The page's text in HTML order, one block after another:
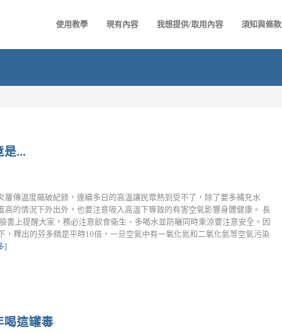
使用教學 現有內容 我想提供/取用內容 須知與條款
是...
屢傳溫度飆破紀錄，連續多日的高溫讓民眾熱到受不了，除了要多補充水
高的情況下外出外，也要注意吸入高溫下導致的有害空氣影響身體健康。 長
書上提醒大家，務必注意飲食衛生、多喝水並防曬同時乘涼要注意安全。因
釋出的芬多精是平時10倍，一旦空氣中有一氧化氮和二氧化氮等空氣污染
]
喝這罐毒